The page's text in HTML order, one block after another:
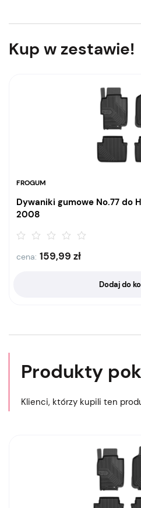
Kup w zestawie!
FROGUM
Dywaniki gumowe No.77 do
2008
cena: 159,99 zł
Dodaj do
Produkty
Klienci, którzy kupili ten